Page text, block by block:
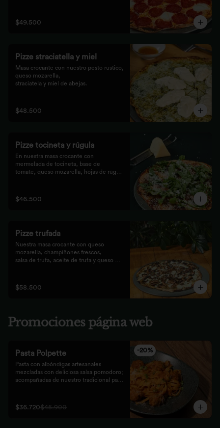
$49.500
Pizze straciatella y miel
Masa crocante con nuestro pesto rústico,
queso mozarella,
straciatela y miel de abejas.
$48.500
Pizze tocineta y rúgula
En nuestra masa crocante con
mermelada de tocineta, base de
tomate, queso mozarella, hojas de rúgula
$46.500
Pizze trufada
Nuestra masa crocante con queso
mozarella, champiñones frescos,
salsa de trufa, aceite de trufa y queso
$58.500
Promociones página web
-20%
Pasta Polpette
Pasta con albóndigas artesanales
mezcladas con deliciosa salsa pomodoro;
acompañadas de nuestro tradicional pan
$36.720$45.900